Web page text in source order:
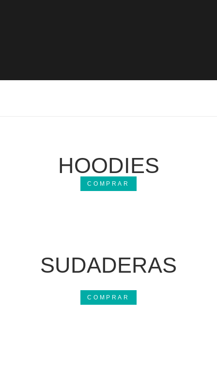
HOODIES
COMPRAR
SUDADERAS
COMPRAR